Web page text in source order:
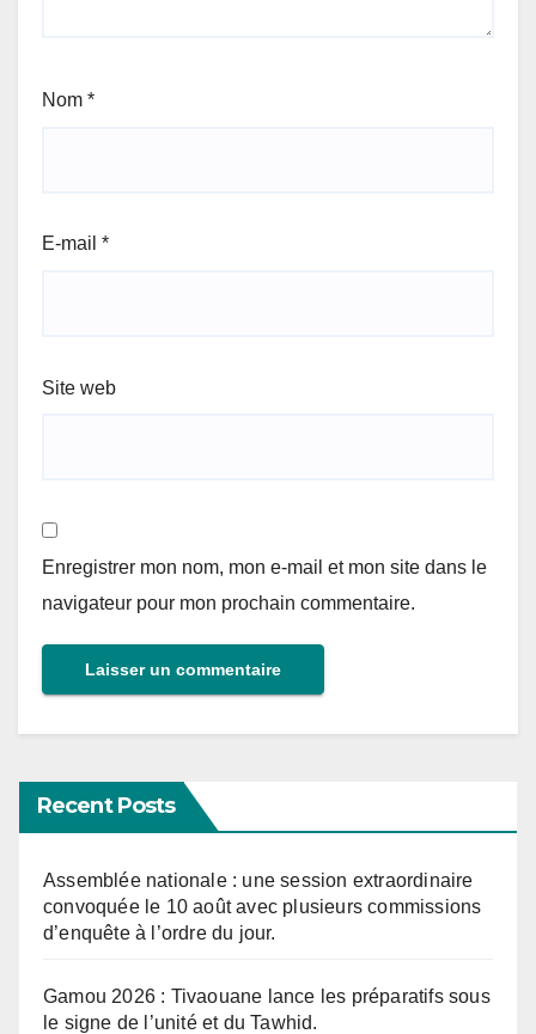
Nom *
E-mail *
Site web
Enregistrer mon nom, mon e-mail et mon site dans le
navigateur pour mon prochain commentaire.
Recent Posts
Assemblée nationale : une session extraordinaire
convoquée le 10 août avec plusieurs commissions
d’enquête à l’ordre du jour.
Gamou 2026 : Tivaouane lance les préparatifs sous
le signe de l’unité et du Tawhid.